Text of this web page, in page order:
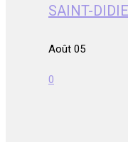
SAINT-
Août 05
0